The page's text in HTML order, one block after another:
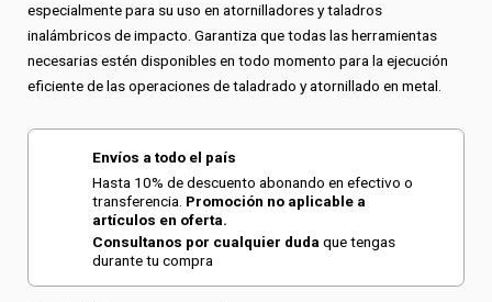
especialmente para su uso en atornilladores y taladros
inalámbricos de impacto. Garantiza que todas las herramientas
necesarias estén disponibles en todo momento para la ejecución
eficiente de las operaciones de taladrado y atornillado en metal.
Envíos a todo el país
Hasta 10% de descuento abonando en efectivo o
transferencia. Promoción no aplicable a
artículos en oferta.
Consultanos por cualquier duda que tengas
durante tu compra